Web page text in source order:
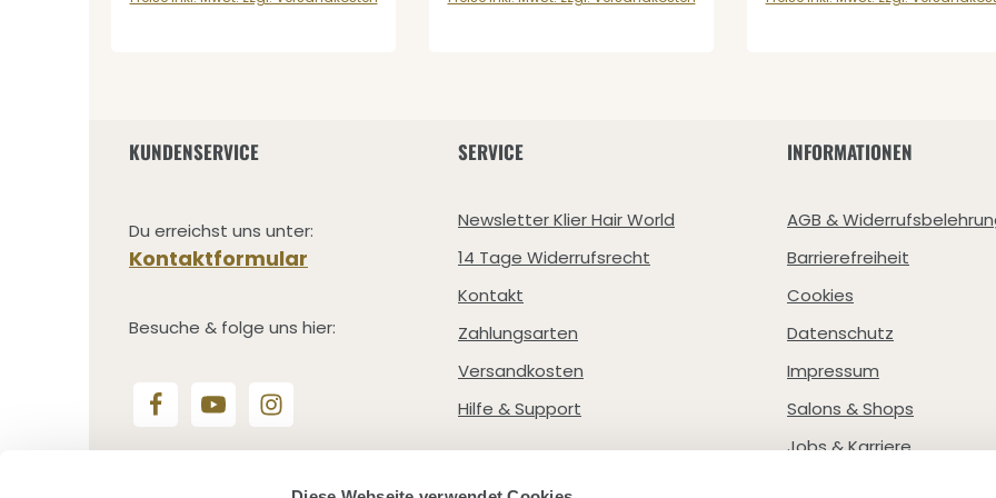
KUNDENSERVICE
Du erreichst uns unter:
Kontaktformular
Besuche & folge uns hier:
SERVICE
Newsletter Klier Hair World
14 Tage Widerrufsrecht
Kontakt
Zahlungsarten
Versandkosten
Hilfe & Support
INFORMATIONEN
AGB &
Barrierefreiheit
Cookies
Datenschutz
Impressum
Salons & Shops
Jobs & Karriere